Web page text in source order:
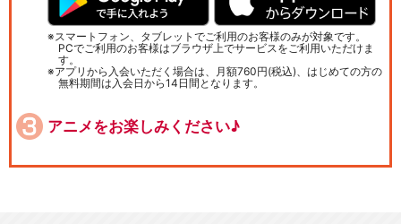
スマートフォン、タブレットでご利用のお客様のみが対象です。
PCでご利用のお客様はブラウザ上でサービスをご利用いただけま
す。
アプリから入会いただく場合は、月額760円(税込)、はじめての方の
無料期間は入会日から14日間となります。
アニメをお楽しみください♪